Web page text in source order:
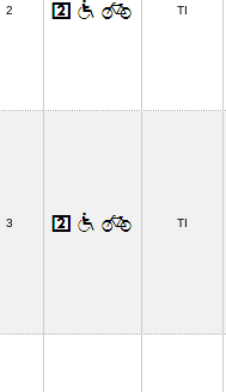
2 TI
3 TI